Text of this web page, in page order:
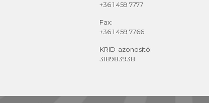
+36 1 459 7777
Fax:
+36 1 459 7766
KRID-azonosító:
318983938